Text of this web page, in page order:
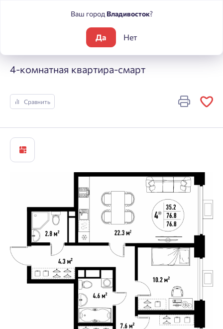
Центральный
4-комнатная квартира-смарт
Сравнить
Ваш город Владивосток?
Да Нет